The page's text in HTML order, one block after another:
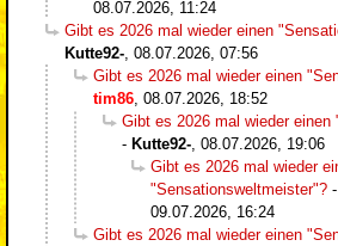
08.07.2026, 11:24
Gibt es 2026 mal wieder einen
Kutte92- 08.07.2026, 07:56
Gibt es 2026 mal wieder einen
tim86 08.07.2026, 18:52
Gibt es 2026 mal wieder
- Kutte92- 08.07.2026, 19:06
Gibt es 2026 mal wieder
"Sensationsweltmeister"? -
09.07.2026, 16:24
Gibt es 2026 mal wieder einen